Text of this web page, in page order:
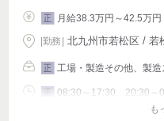
正 月給38.3万円～42.5万円
|勤務 北九州市若松区 / 若
正 工場・製造その他、製
正 08:30～17:30、20:30～
も